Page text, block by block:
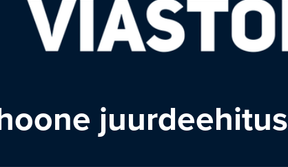
juurdeehitus